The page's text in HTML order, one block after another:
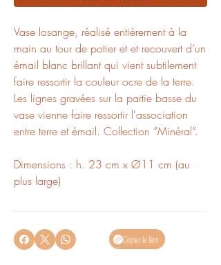
Vase losange, réalisé entièrement à la
main au tour de potier et et recouvert d’un
émail blanc brillant qui vient subtilement
faire ressortir la couleur ocre de la terre.
Les lignes gravées sur la partie basse du
vase vienne faire ressortir l'association
entre terre et émail. Collection “Minéral”.
Dimensions : h. 23 cm x Ø11 cm (au
plus large)
Copier le lien